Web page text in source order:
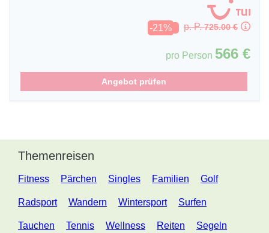
-21% p. P.725.00 €
pro Person 566 €
Angebot prüfen
Themenreisen
Fitness Pärchen Singles Familien Golf
Radsport Wandern Wintersport Surfen
Tauchen Tennis Wellness Reiten Segeln